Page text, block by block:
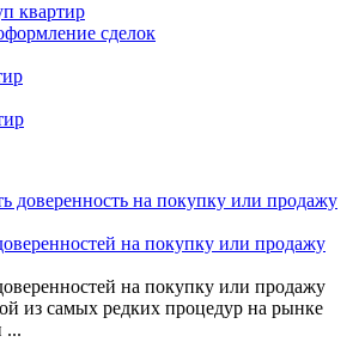
квартир
сделок
на покупку или продажу
на покупку или продажу
из самых редких процедур на рынке
...